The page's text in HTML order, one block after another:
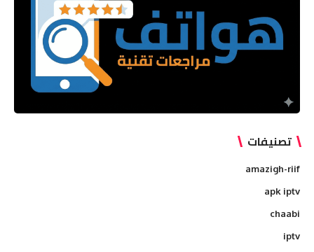
تصنيفات
amazigh-riif
apk iptv
chaabi
iptv